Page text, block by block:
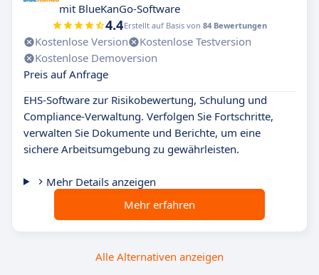
mit BlueKanGo-Software
4.4Erstellt auf Basis von 84 Bewertungen
Kostenlose Version
Kostenlose Testversion
Kostenlose Demoversion
Preis auf Anfrage
EHS-Software zur Risikobewertung, Schulung und
Compliance-Verwaltung. Verfolgen Sie Fortschritte,
verwalten Sie Dokumente und Berichte, um eine
sichere Arbeitsumgebung zu gewährleisten.
Mehr Details anzeigen
Mehr erfahren
Alle Alternativen anzeigen